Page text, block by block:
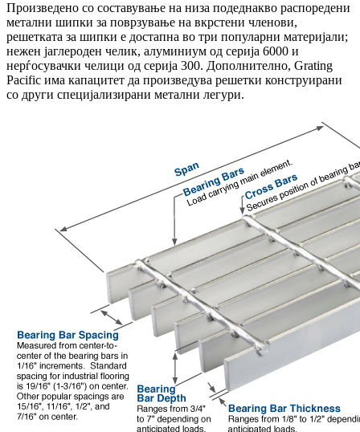
Произведено со составување на низа подеднакво распоредени
метални шипки за поврзување на вкрстени членови,
решетката за шипки е достапна во три популарни материјали;
нежен јаглероден челик, алуминиум од серија 6000 и
нерѓосувачки челици од серија 300. Дополнително, Grating
Pacific има капацитет да произведува решетки конструирани
со други специјализирани метални легури.